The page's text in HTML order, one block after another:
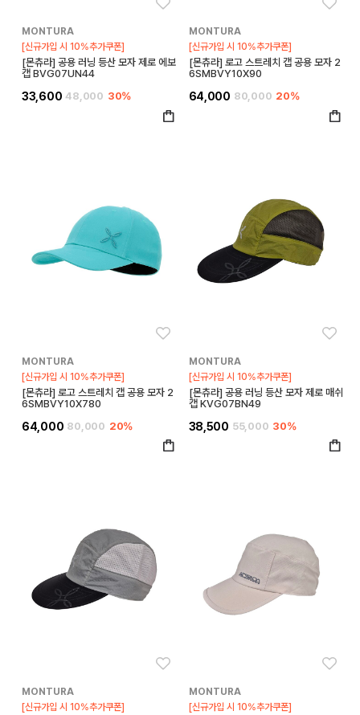
MONTURA
[신규가입 시 10%추가쿠폰]
[몬츄라] 공용 러닝 등산 모자 제로 에보
캡 BVG07UN44
33,600 48,000 30%
MONTURA
[신규가입 시 10%추가쿠폰]
[몬츄라] 로고 스트레치 캡 공용 모자 2
6SMBVY10X90
64,000 80,000 20%
MONTURA
[신규가입 시 10%추가쿠폰]
[몬츄라] 로고 스트레치 캡 공용 모자 2
6SMBVY10X780
64,000 80,000 20%
MONTURA
[신규가입 시 10%추가쿠폰]
[몬츄라] 공용 러닝 등산 모자 제로 매쉬
캡 KVG07BN49
38,500 55,000 30%
MONTURA
[신규가입 시 10%추가쿠폰]
MONTURA
[신규가입 시 10%추가쿠폰]